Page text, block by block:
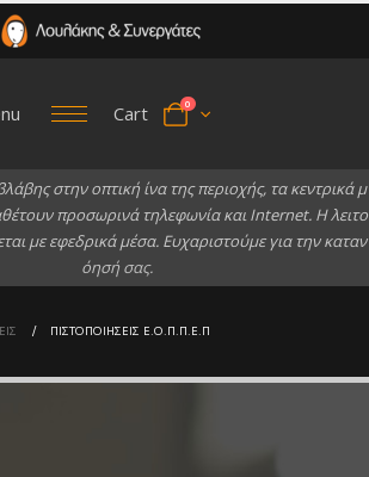
Cart 0
λάβης στην οπτική ίνα της περιοχής, τα κεντρικά μ
θέτουν προσωρινά τηλεφωνία και Internet. Ηλειτο
ται με εφεδρικά μέσα. Ευχαριστούμε για την καταν
όησή σας.
ΠΙΣΤΟΠΟΙΉΣΕΙΣ Ε.Ο.Π.Π.Ε.Π